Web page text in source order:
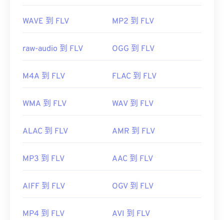
WAVE 到 FLV MP2 到 FLV
raw-audio 到 FLV OGG 到 FLV
M4A 到 FLV FLAC 到 FLV
WMA 到 FLV WAV 到 FLV
ALAC 到 FLV AMR 到 FLV
MP3 到 FLV AAC 到 FLV
AIFF 到 FLV OGV 到 FLV
MP4 到 FLV AVI 到 FLV